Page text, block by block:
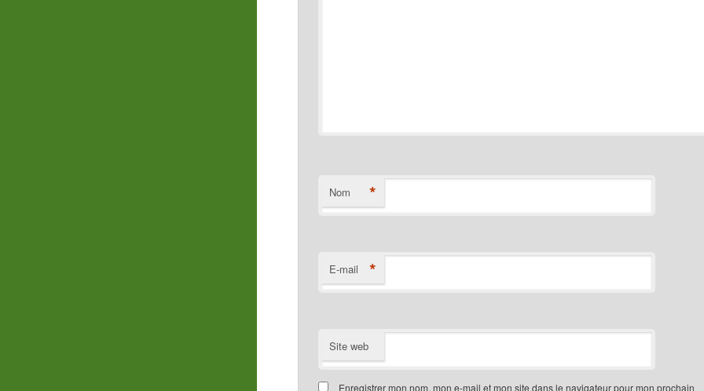
Nom *
E-mail *
Site web
Enregistrer mon nom, mon e-mail et mon site dans le navigateur pour mon prochain